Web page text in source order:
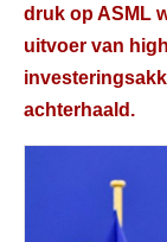
druk op ASML
uitvoer van
achterhaald.